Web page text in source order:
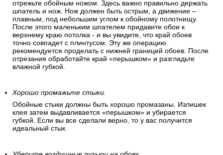
Отрежьте верхнюю часть полотна. (задел).
Сначала продавите место соприкосновения обоев с
границей потолка. Большим шпателем подоприте полосу к
плинтусу. Плотно прижмите нахлест полосы и ровно
отрежьте обойным ножом. Здесь важно правильно держать
шпатель и нож. Нож должен быть острым, а движение –
плавным, под небольшим углом к обойному полотнищу.
верхнему краю потолка - и вы увидите, что край обоев
точно совпадет с плинтусом. Эту же операцию
рекомендуется проделать с нижней границей обоев. После
отрезания обработайте край «перышком» и разгладьте
влажной губкой.